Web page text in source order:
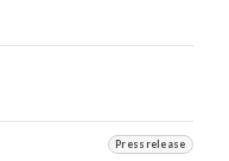
Pressrelease